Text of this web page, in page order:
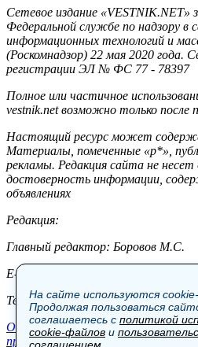
Сетевое издание «VESTNIK.NET»
Федеральной службе по надзору в
информационных технологий и
(Роскомнадзор) 22 мая 2020 года.
регистрации ЭЛ № ФС 77 - 78397
Полное или частичное
vestnik.net возможно только после
Настоящий ресурс может
Материалы, помеченные «р*»,
рекламы. Редакция сайта не
достоверность информации,
объявлениях
Редакция:
Главный редактор: Боровов М.С.
E-mail: site@vestnik.net,
Тел.: +7 (921) 720-00-97
Общество Экономика Контакты
проекте Шоу-бизнес Политика
На сайте используются
Продолжая пользоваться
соглашаетесь с политикой
cookie-файлов и